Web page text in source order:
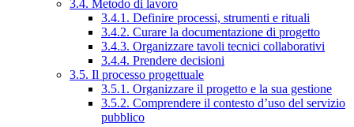
3.4. Metodo di lavoro
3.4.1. Definire processi, strumenti e rituali
3.4.2. Curare la documentazione di progetto
3.4.3. Organizzare tavoli tecnici collaborativi
3.4.4. Prendere decisioni
3.5. Il processo progettuale
3.5.1. Organizzare il progetto e la sua gestione
3.5.2. Comprendere il contesto d’uso del servizio
pubblico